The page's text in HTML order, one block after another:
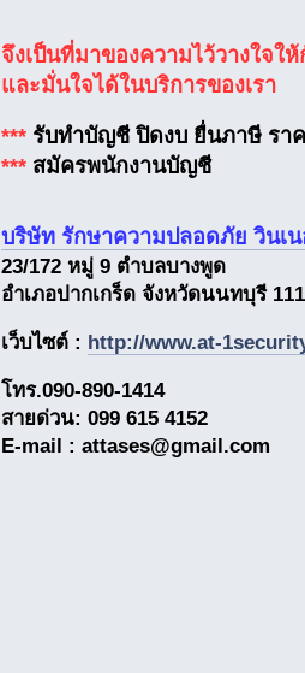
จึงเป็นที่มาของความไว้วางใจใ
และมั่นใจได้ในบริการของเรา
*** รับทำบัญชี ปิดงบ ยื่นภาษี รา
*** สมัครพนักงานบัญชี
บริษัท รักษาความปลอดภัย วินเ
23/172 หมู่ 9 ตำบลบางพูด
อำเภอปากเกร็ด จังหวัดนนทบุรี
เว็บไซต์ : http://www.at-
โทร.090-890-1414
สายด่วน: 099 615 4152
E-mail : attases@gmail.com